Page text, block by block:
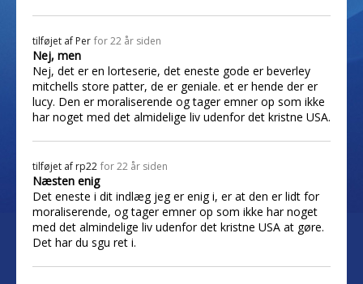
tilføjet af Per for 22 år siden
Nej, men
Nej, det er en lorteserie, det eneste gode er beverley
mitchells store patter, de er geniale. et er hende der er
lucy. Den er moraliserende og tager emner op som ikke
har noget med det almidelige liv udenfor det kristne USA.
tilføjet af rp22 for 22 år siden
Næsten enig
Det eneste i dit indlæg jeg er enig i, er at den er lidt for
moraliserende, og tager emner op som ikke har noget
med det almindelige liv udenfor det kristne USA at gøre.
Det har du sgu ret i.